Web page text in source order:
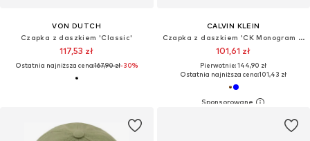
VON DUTCH
Czapka z daszkiem 'Classic'
117,53 zł
Ostatnia najniższa cena:167,90 zł-30%
CALVIN KLEIN
Czapka z daszkiem 'CK Monogram Baseball'
101,61 zł
Pierwotnie: 144,90 zł
Ostatnia najniższa cena:101,43 zł